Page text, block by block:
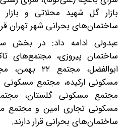
بازار گل شهید محلاتی و
ساختمان‌های بحرانی شهر تهران
عبدولی ادامه داد: در بخش
ساختمان پیروزی، مجتمع‌های
ابوالفضل،
مسکونی ارکیده، مجتمع مسکونی
مجتمع مسکونی گلستان،
مسکونی تجاری امین و مجتمع
ساختمان‌های بحرانی قرار دارند.